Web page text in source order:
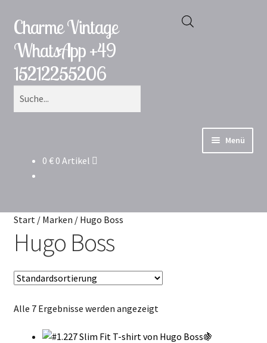
Zur
Navigation
springen
Zum
Inhalt
springen
Charme Vintage
WhatsApp +49
15212255206
Menü
Garantie und Rückgabe
Kontakte
0 € 0 Artikel
Start/ Marken / Hugo Boss
Hugo Boss
Alle 7 Ergebnisse werden angezeigt